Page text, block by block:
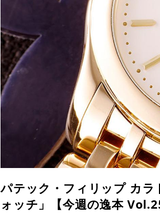
パテック・フィリップ カラ
ォッチ」【今週の逸本